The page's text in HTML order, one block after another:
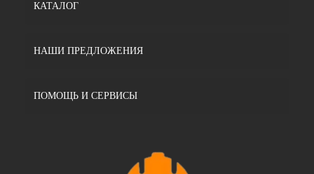
КАТАЛОГ
НАШИ ПРЕДЛОЖЕНИЯ
ПОМОЩЬ И СЕРВИСЫ